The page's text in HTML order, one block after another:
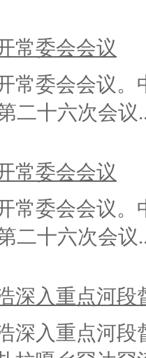
常委会会议
常委会会议
二十六次会议
常委会会议
常委会会议
二十六次会议
深入重点河
深入重点河